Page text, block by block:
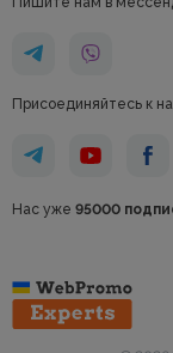
Присоединяйтесь к
Нас уже 95000